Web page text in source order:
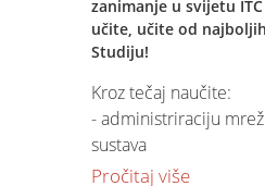
zanimanje u svijetu
učite, učite od
Studiju!
Kroz tečaj naučite:
- administriraciju
sustava
- konfigurati i održavati
Pročitaj više